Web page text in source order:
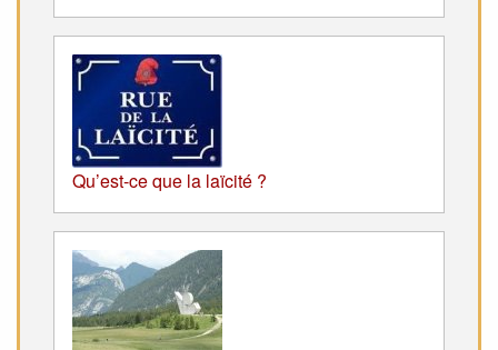
Qu’est-ce que la laïcité ?